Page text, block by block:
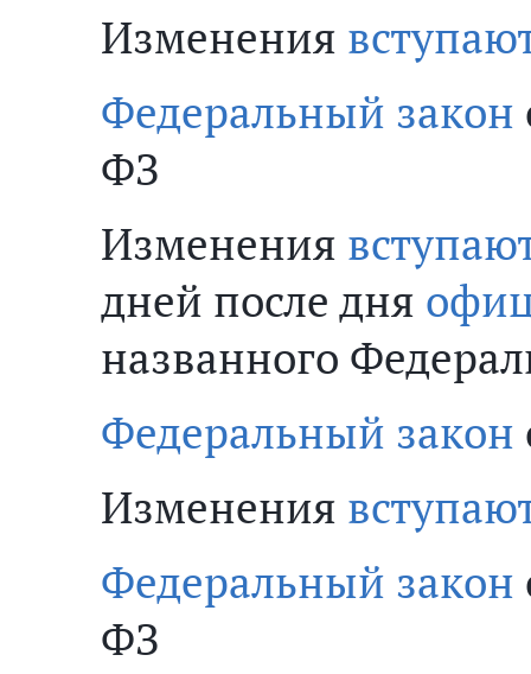
Изменения
Федеральный закон
ФЗ
Изменения
дней после дня
названного
Федеральный закон
Изменения
Федеральный закон
ФЗ